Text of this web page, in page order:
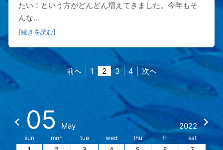
たい！という方がどんどん増えてきました。今年もそ
んな...
[続きを読む]
前へ 1 2 3 4 次へ
05 May 2022
sun mon tue wed thu fri
sat